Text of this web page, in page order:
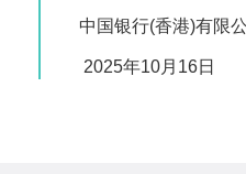
中国银行(香港)有限
2025年10月16日